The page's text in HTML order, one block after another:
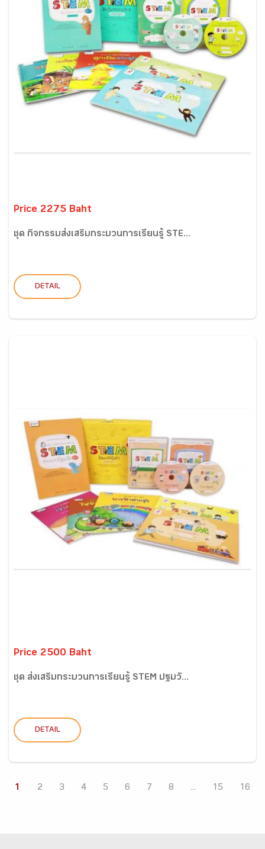
Price 2275 Baht
ชุด กิจกรรมส่งเสริมกระบวนการเรียนรู้ STE...
DETAIL
Price 2500 Baht
ชุด ส่งเสริมกระบวนการเรียนรู้ STEM ปฐมวั...
DETAIL
1 2 3 4 5 6 7 8 ... 15 16